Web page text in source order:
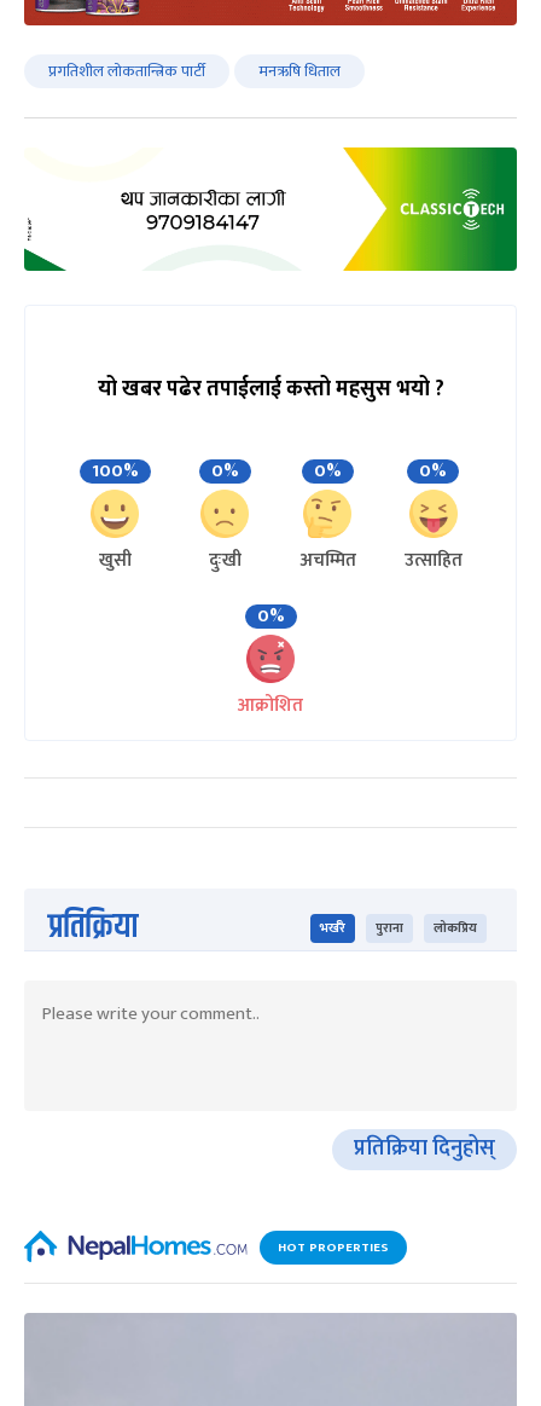
प्रगतिशील लोकतान्त्रिक पार्टी मनऋषि धिताल
यो खबर पढेर तपाईलाई कस्तो महसुस भयो ?
100%
खुसी
0%
दुःखी
0%
अचम्मित
0%
उत्साहित
0%
आक्रोशित
प्रतिक्रिया भर्खरै पुराना लोकप्रिय
प्रतिक्रिया दिनुहोस्
HOT PROPERTIES